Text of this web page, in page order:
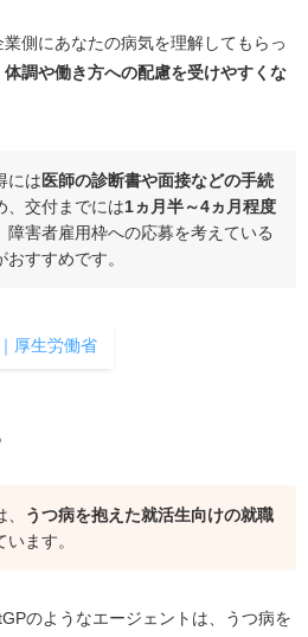
側にあなたの病気を理解してもらっ
体調や働き方への配慮を受けやすくな
には医師の診断書や面接などの手続
、交付までには1ヵ月半～4ヵ月程度
障害者雇用枠への応募を考えている
すすめです。
厚生労働省
うつ病を抱えた就活生向けの就職
います。
のようなエージェントは、うつ病を